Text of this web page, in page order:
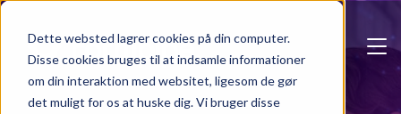
Dette websted lagrer cookies på din computer.
Disse cookies bruges til at indsamle informationer
om din interaktion med websitet, ligesom de gør
det muligt for os at huske dig. Vi bruger disse
Skip to main content